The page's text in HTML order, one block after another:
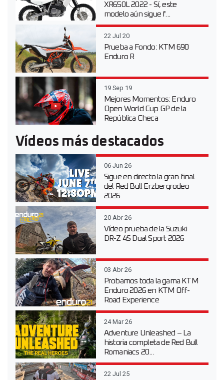
XR650L 2022 - Sí, este
modelo aún sigue f...
22 Jul 20
Prueba a Fondo: KTM 690
Enduro R
19 Sep 19
Mejores Momentos: Enduro
Open World Cup GP de la
República Checa
Vídeos más destacados
06 Jun 26
Sigue en directo la gran final
del Red Bull Erzbergrodeo
2026
20 Abr 26
Vídeo prueba de la Suzuki
DR-Z 4S Dual Sport 2026
03 Abr 26
Probamos toda la gama KTM
Enduro 2026 en KTM Off-
Road Experience
24 Mar 26
Adventure Unleashed – La
historia completa de Red Bull
Romaniacs 20...
22 Jul 25